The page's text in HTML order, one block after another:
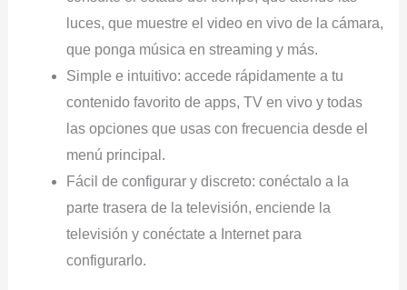
luces, que muestre el video en vivo de la cámara,
que ponga música en streaming y más.
Simple e intuitivo: accede rápidamente a tu
contenido favorito de apps, TV en vivo y todas
las opciones que usas con frecuencia desde el
menú principal.
Fácil de configurar y discreto: conéctalo a la
parte trasera de la televisión, enciende la
televisión y conéctate a Internet para
configurarlo.